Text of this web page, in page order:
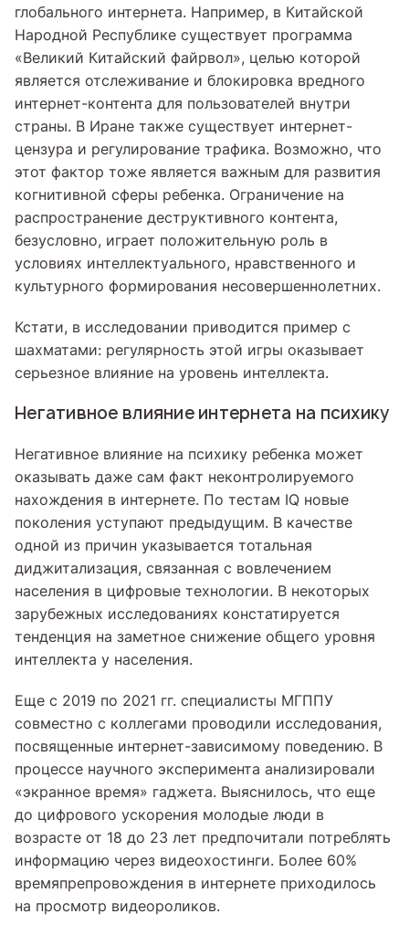
глобального интернета. Например, в Китайской
Народной Республике существует программа
«Великий Китайский файрвол», целью которой
является отслеживание и блокировка вредного
интернет-контента для пользователей внутри
страны. В Иране также существует интернет-
цензура и регулирование трафика. Возможно, что
этот фактор тоже является важным для развития
когнитивной сферы ребенка. Ограничение на
распространение деструктивного контента,
безусловно, играет положительную роль в
условиях интеллектуального, нравственного и
культурного формирования несовершеннолетних.
Кстати, в исследовании приводится пример с
шахматами: регулярность этой игры оказывает
серьезное влияние на уровень интеллекта.
Негативное влияние интернета на психику
Негативное влияние на психику ребенка может
оказывать даже сам факт неконтролируемого
нахождения в интернете. По тестам IQ новые
поколения уступают предыдущим. В качестве
одной из причин указывается тотальная
диджитализация, связанная с вовлечением
населения в цифровые технологии. В некоторых
зарубежных исследованиях констатируется
тенденция на заметное снижение общего уровня
интеллекта у населения.
Еще с 2019 по 2021 гг. специалисты МГППУ
совместно с коллегами проводили исследования,
посвященные интернет-зависимому поведению. В
процессе научного эксперимента анализировали
«экранное время» гаджета. Выяснилось, что еще
до цифрового ускорения молодые люди в
возрасте от 18 до 23 лет предпочитали потреблять
информацию через видеохостинги. Более 60%
времяпрепровождения в интернете приходилось
на просмотр видеороликов.